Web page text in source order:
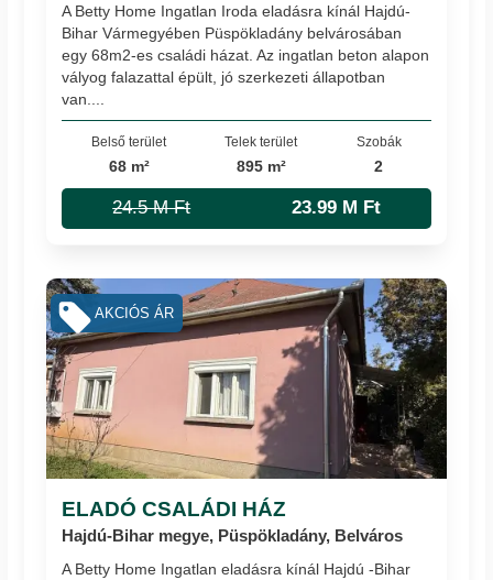
A Betty Home Ingatlan Iroda eladásra kínál Hajdú-
Bihar Vármegyében Püspökladány belvárosában
egy 68m2-es családi házat. Az ingatlan beton alapon
vályog falazattal épült, jó szerkezeti állapotban
van....
Belső terület
68 m²
Telek terület
895 m²
Szobák
2
24.5 M Ft 23.99 M Ft
ELADÓ CSALÁDI HÁZ
Hajdú-Bihar megye, Püspökladány, Belváros
A Betty Home Ingatlan eladásra kínál Hajdú -Bihar
AKCIÓS ÁR